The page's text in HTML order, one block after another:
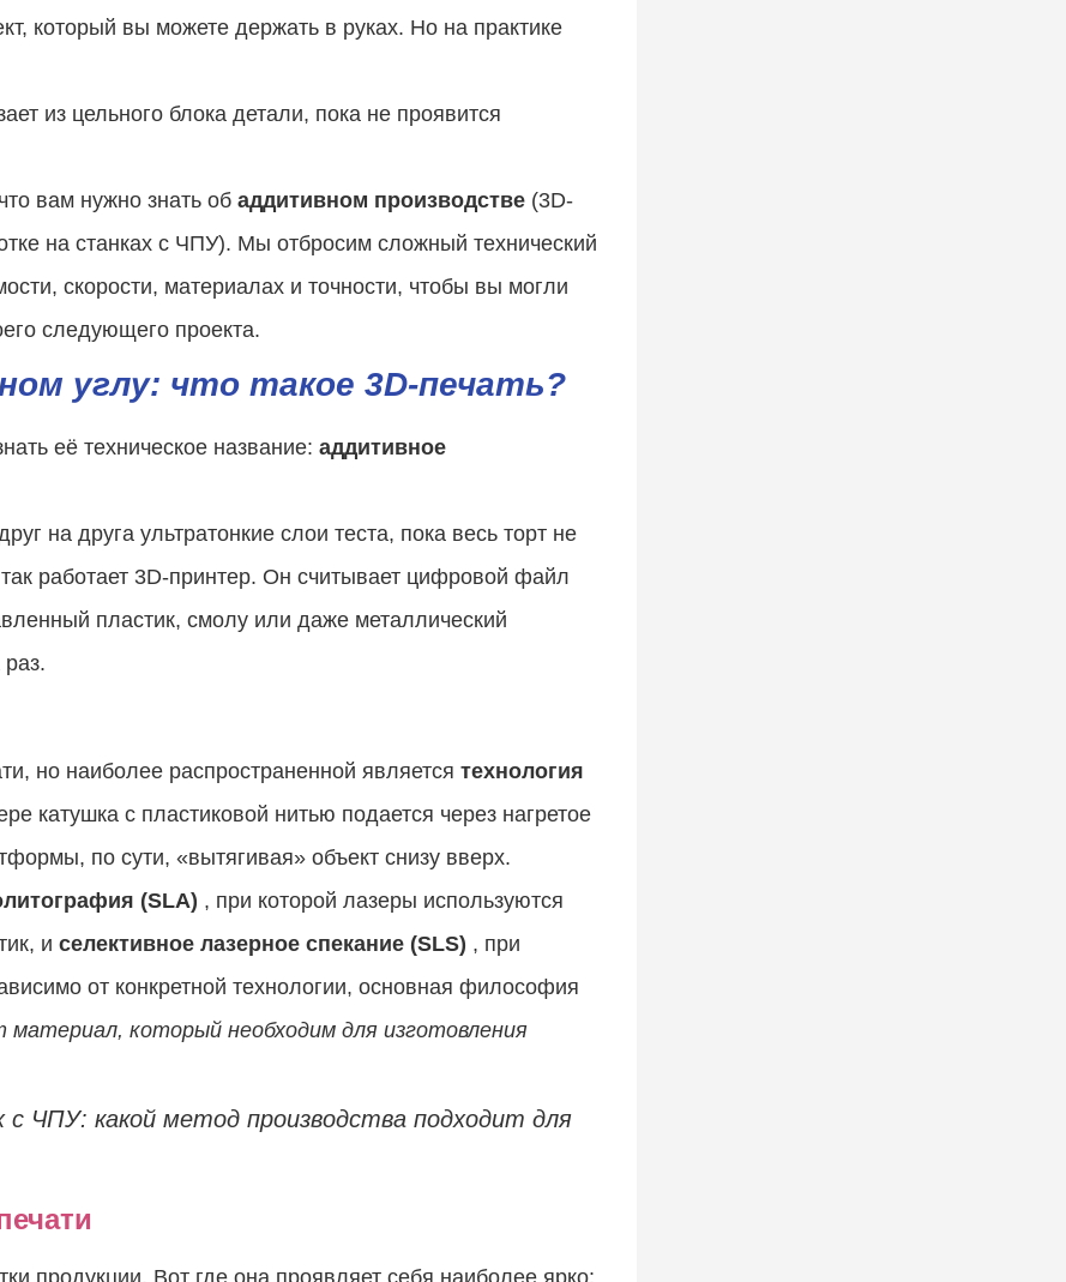
который вы можете держать в руках. Но на практике
из цельного блока детали, пока не проявится
вам нужно знать об аддитивном производстве(3D-
на станках с ЧПУ). Мы отбросим сложный технический
скорости, материалах и точности, чтобы вы могли
следующего проекта.
углу: что такое 3D-печать?
её техническое название: аддитивное
на друга ультратонкие слои теста, пока весь торт не
работает 3D-принтер. Он считывает цифровой файл
пластик, смолу или даже металлический
но наиболее распространенной является технология
катушка с пластиковой нитью подается через нагретое
по сути, «вытягивая» объект снизу вверх.
(SLA) , при которой лазеры используются
и селективное лазерное спекание (SLS) , при
от конкретной технологии, основная философия
который необходим для изготовления
продукции. Вот где она проявляет себя наиболее ярко: